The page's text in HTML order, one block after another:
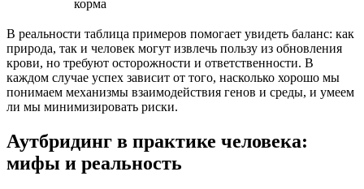
корма
В реальности таблица примеров помогает увидеть баланс: как
природа, так и человек могут извлечь пользу из обновления
крови, но требуют осторожности и ответственности. В
каждом случае успех зависит от того, насколько хорошо мы
понимаем механизмы взаимодействия генов и среды, и умеем
ли мы минимизировать риски.
Аутбридинг в практике человека:
мифы и реальность